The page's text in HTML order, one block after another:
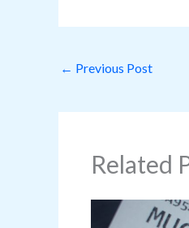
← Previous Post
Related